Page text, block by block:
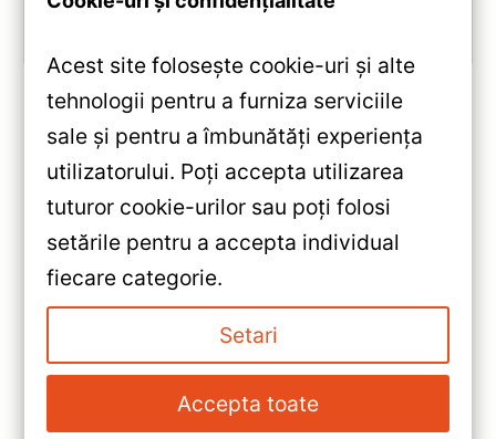
«Navigație Auto Teyes CC2 Plus
Dacia Logan 3 2021-2024
4+32GB 9″ QLED —
Caracteristici, Păreri & Preț
Navigație Auto Dacia Logan 3
9″ IPS 2+32GB Android 8.1
Teyes X1 — Recenzie Detaliată,
Testare & Recomandări
Acest site folosește cookie-uri și alte
tehnologii pentru a furniza serviciile
sale și pentru a îmbunătăți experiența
utilizatorului. Poți accepta utilizarea
tuturor cookie-urilor sau poți folosi
setările pentru a accepta individual
fiecare categorie.
Setari
Accepta toate